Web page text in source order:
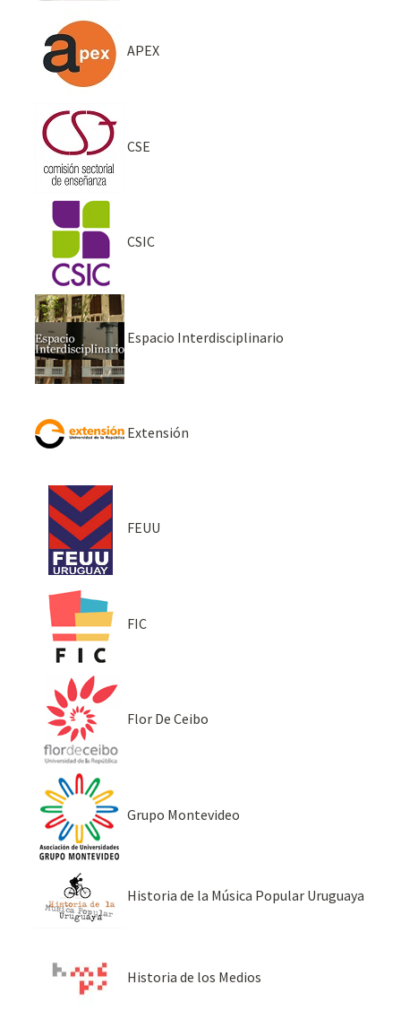
APEX
CSE
CSIC
Espacio Interdisciplinario
Extensión
FEUU
FIC
Flor De Ceibo
Grupo Montevideo
Historia de la Música Popular Uruguaya
Historia de los Medios